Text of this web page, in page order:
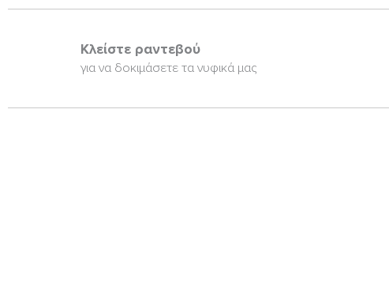
Κλείστε ραντεβού
για να δοκιμάσετε τα νυφικά μας